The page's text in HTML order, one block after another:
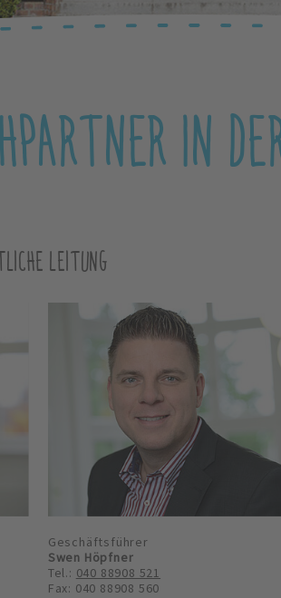
IN
LEITUNG
Geschäftsführer
Swen Höpfner
Tel.: 040 88908 521
Fax: 040 88908 560